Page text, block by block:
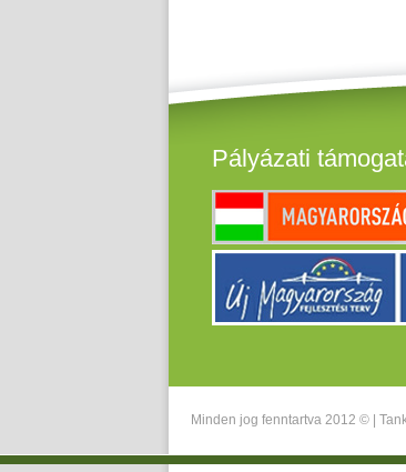
Pályázati
Minden jog fenntartva 2012 © |